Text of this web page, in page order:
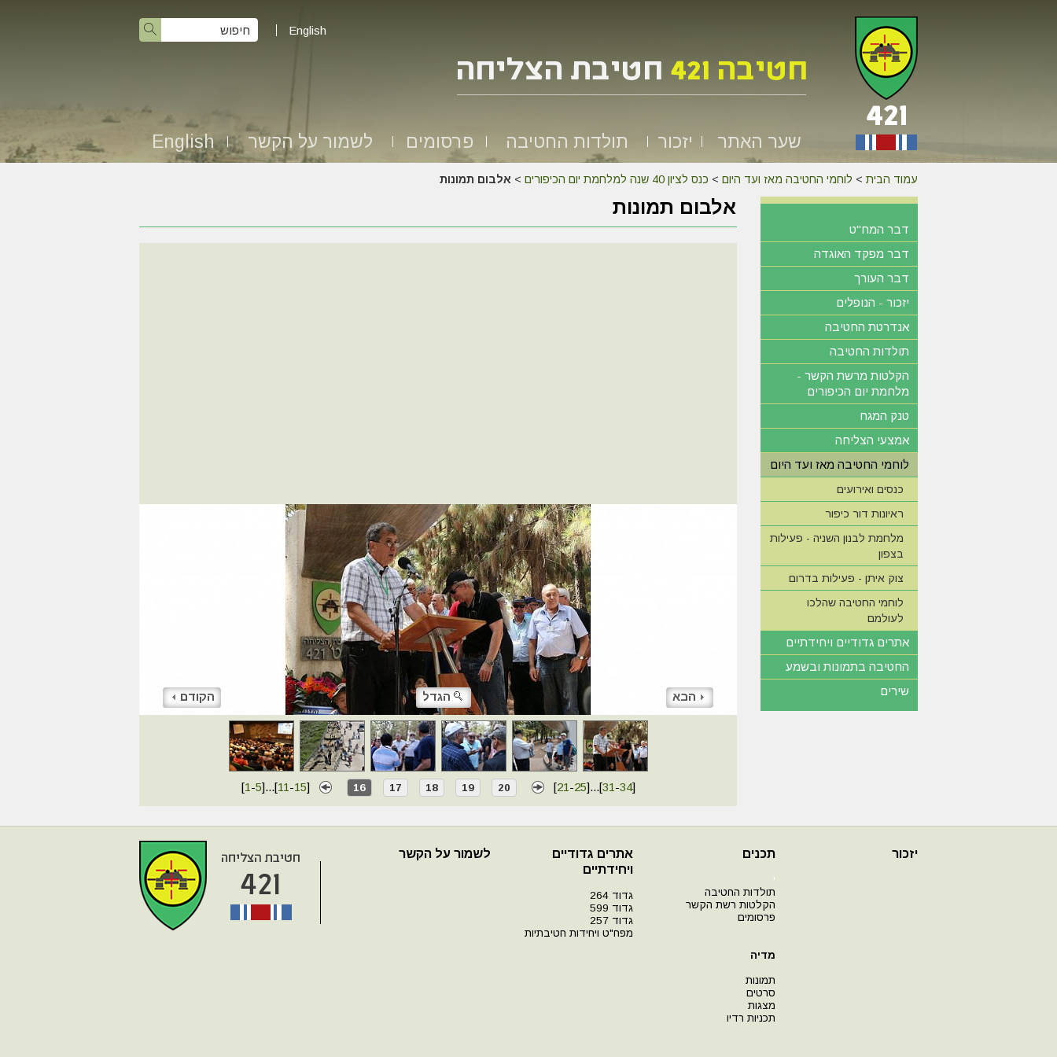
English
שער האתר יזכור תולדות החטיבה פרסומים לשמור על הקשר English
עמוד הבית > לוחמי החטיבה מאז ועד היום > כנס לציון 40 שנה למלחמת יום הכיפורים > אלבום תמונות
אלבום תמונות
הקודם הגדל הבא
[1 -5]...[11 -15] 16 17 18 19 20 [21 -25]...[31 -34]
דבר המח"ט
דבר מפקד האוגדה
דבר העורך
יזכור - הנופלים
אנדרטת החטיבה
תולדות החטיבה
הקלטות מרשת הקשר -
מלחמת יום הכיפורים
טנק המגח
אמצעי הצליחה
לוחמי החטיבה מאז ועד היום
כנסים ואירועים
ראיונות דור כיפור
מלחמת לבנון השניה - פעילות
בצפון
צוק איתן - פעילות בדרום
לוחמי החטיבה שהלכו
לעולמם
אתרים גדודיים ויחידתיים
החטיבה בתמונות ובשמע
שירים
יזכור תכנים
י
תולדות החטיבה
הקלטות רשת הקשר
פרסומים
מדיה
תמונות
סרטים
מצגות
תכניות רדיו
אתרים גדודיים
ויחידתיים
גדוד 264
גדוד 599
גדוד 257
מפח"ט ויחידות חטיבתיות
לשמור על הקשר